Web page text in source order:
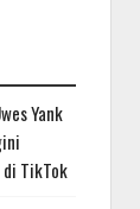
Yank
di TikTok